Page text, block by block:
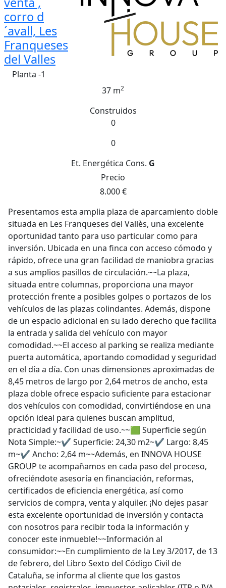
corro d
´avall, Les
Franqueses
del Valles
Planta -1
37 m2
Construidos
0
0
Et. Energética Cons. G
Precio
8.000 €
Presentamos esta amplia plaza de aparcamiento doble
situada en Les Franqueses del Vallès, una excelente
oportunidad tanto para uso particular como para
inversión. Ubicada en una finca con acceso cómodo y
rápido, ofrece una gran facilidad de maniobra gracias
a sus amplios pasillos de circulación.~~La plaza,
situada entre columnas, proporciona una mayor
protección frente a posibles golpes o portazos de los
vehículos de las plazas colindantes. Además, dispone
de un espacio adicional en su lado derecho que facilita
la entrada y salida del vehículo con mayor
comodidad.~~El acceso al parking se realiza mediante
puerta automática, aportando comodidad y seguridad
en el día a día. Con unas dimensiones aproximadas de
8,45 metros de largo por 2,64 metros de ancho, esta
plaza doble ofrece espacio suficiente para estacionar
dos vehículos con comodidad, convirtiéndose en una
opción ideal para quienes buscan amplitud,
practicidad y facilidad de uso.~~🟩 Superficie según
Nota Simple:~✔ Superficie: 24,30 m2~✔ Largo: 8,45
m~✔ Ancho: 2,64 m~~Además, en INNOVA HOUSE
GROUP te acompañamos en cada paso del proceso,
ofreciéndote asesoría en financiación, reformas,
certificados de eficiencia energética, así como
servicios de compra, venta y alquiler. ¡No dejes pasar
esta excelente oportunidad de inversión y contacta
con nosotros para recibir toda la información y
conocer este inmueble!~~Información al
consumidor:~~En cumplimiento de la Ley 3/2017, de 13
de febrero, del Libro Sexto del Código Civil de
Cataluña, se informa al cliente que los gastos